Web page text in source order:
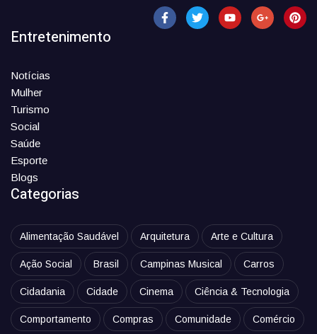
Entretenimento
Notícias
Mulher
Turismo
Social
Saúde
Esporte
Blogs
Categorias
Alimentação Saudável Arquitetura Arte e Cultura
Ação Social Brasil Campinas Musical Carros
Cidadania Cidade Cinema Ciência & Tecnologia
Comportamento Compras Comunidade Comércio